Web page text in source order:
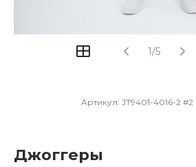
1/5
Артикул: JT9401-4016-2 #2
Джоггеры